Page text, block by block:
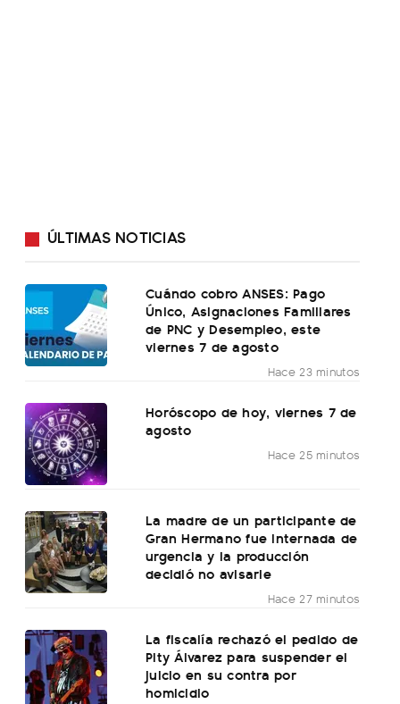
ÚLTIMAS NOTICIAS
Cuándo cobro ANSES: Pago
Único, Asignaciones Familiares
de PNC y Desempleo, este
viernes 7 de agosto
Hace 23 minutos
Horóscopo de hoy, viernes 7 de
agosto
Hace 25 minutos
La madre de un participante de
Gran Hermano fue internada de
urgencia y la producción
decidió no avisarle
Hace 27 minutos
La fiscalía rechazó el pedido de
Pity Álvarez para suspender el
juicio en su contra por
homicidio